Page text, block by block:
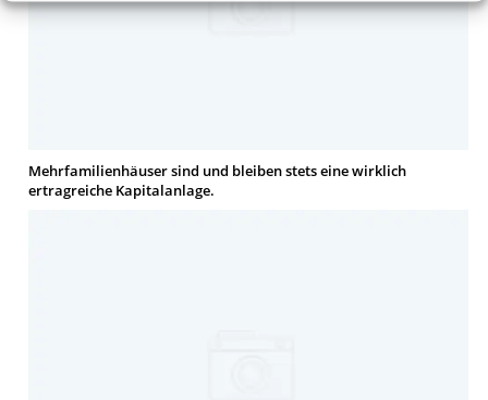
Mehrfamilienhäuser sind und bleiben stets eine wirklich
ertragreiche Kapitalanlage.